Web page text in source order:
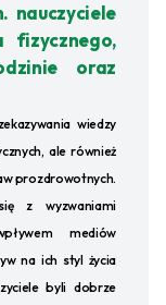
nauczyciele
fizycznego,
oraz
wiedzy
ale również
prozdrowotnych.
z wyzwaniami
mediów
na ich styl życia
byli dobrze